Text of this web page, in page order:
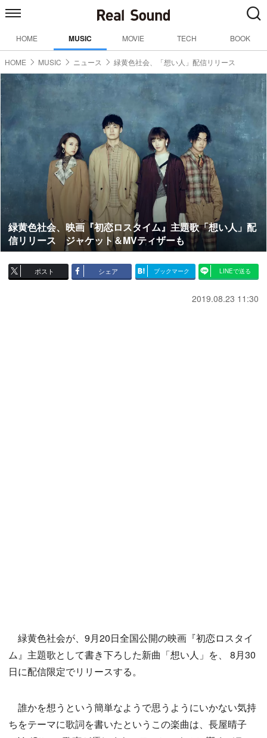
HOME MUSIC MOVIE TECH BOOK
HOME MUSIC ニュース 緑黄色社会、「想い人」配信リリース
緑黄色社会、映画『初恋ロスタイム』主題歌「想い人」配
信リリース ジャケット＆MVティザーも
ポスト シェア ブックマーク LINEで送る
2019.08.23 11:30
緑黄色社会が、9月20日全国公開の映画『初恋ロスタイ
ム』主題歌として書き下ろした新曲「想い人」を、 8月30
日に配信限定でリリースする。
誰かを想うという簡単なようで思うようにいかない気持
ちをテーマに歌詞を書いたというこの楽曲は、長屋晴子